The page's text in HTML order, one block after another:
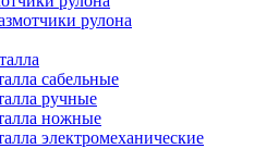
рулона
сабельные
ручные
ножные
электромеханические